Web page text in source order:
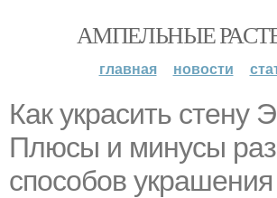
АМПЕЛЬНЫЕ
главная новости
Как украсить стену
Плюсы и минусы
способов украшения